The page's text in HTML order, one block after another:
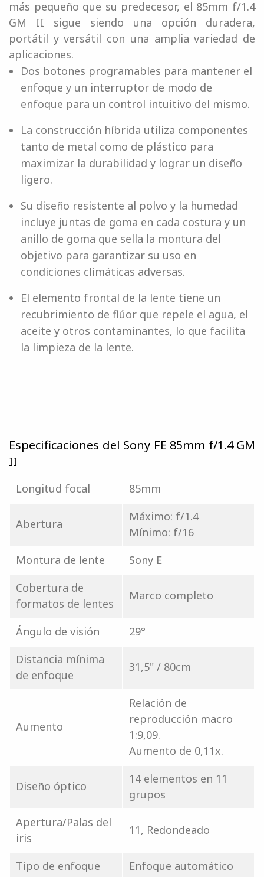
más pequeño que su predecesor, el 85mm f/1.4
GM II sigue siendo una opción duradera,
portátil y versátil con una amplia variedad de
aplicaciones.
Dos botones programables para mantener el
enfoque y un interruptor de modo de
enfoque para un control intuitivo del mismo.
La construcción híbrida utiliza componentes
tanto de metal como de plástico para
maximizar la durabilidad y lograr un diseño
ligero.
Su diseño resistente al polvo y la humedad
incluye juntas de goma en cada costura y un
anillo de goma que sella la montura del
objetivo para garantizar su uso en
condiciones climáticas adversas.
El elemento frontal de la lente tiene un
recubrimiento de flúor que repele el agua, el
aceite y otros contaminantes, lo que facilita
la limpieza de la lente.
Especificaciones del Sony FE 85mm f/1.4 GM
II
Longitud focal 85mm
Abertura
Máximo: f/1.4
Mínimo: f/16
Montura de lente
Sony E
Cobertura de
formatos de lentes
Marco completo
Ángulo de visión
29°
Distancia mínima
de enfoque
31,5" / 80cm
Aumento
Relación de
reproducción macro
1:9,09.
Aumento de 0,11x.
Diseño óptico
14 elementos en 11
grupos
Apertura/Palas del
iris
11, Redondeado
Tipo de enfoque
Enfoque automático